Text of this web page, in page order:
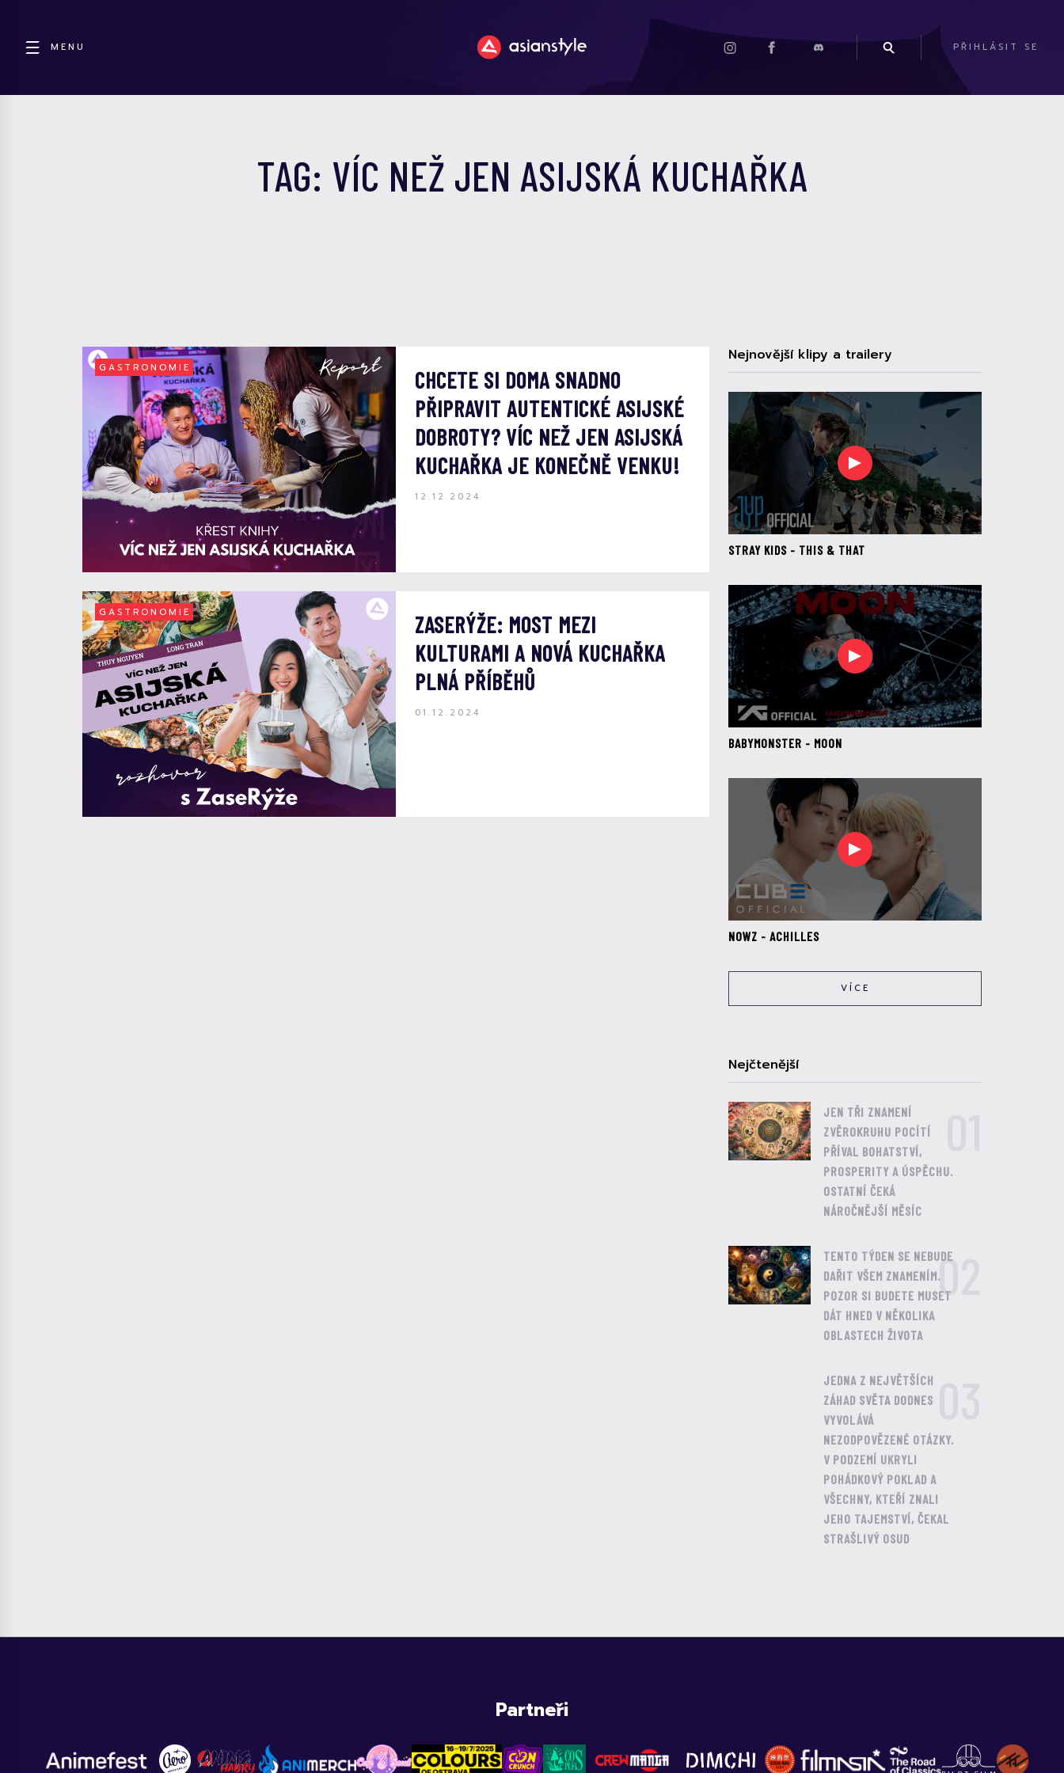
MENU PŘIHLÁSIT SE
TAG: VÍC NEŽ JEN ASIJSKÁ KUCHAŘKA
GASTRONOMIE
CHCETE SI DOMA SNADNO
PŘIPRAVIT AUTENTICKÉ ASIJSKÉ
DOBROTY? VÍC NEŽ JEN ASIJSKÁ
KUCHAŘKA JE KONEČNĚ VENKU!
12.12.2024
GASTRONOMIE
ZASERÝŽE: MOST MEZI
KULTURAMI A NOVÁ KUCHAŘKA
PLNÁ PŘÍBĚHŮ
01.12.2024
Nejnovější klipy a trailery
STRAY KIDS - THIS & THAT
BABYMONSTER - MOON
NOWZ - ACHILLES
VÍCE
Nejčtenější
JEN TŘI ZNAMENÍ
ZVĚROKRUHU POCÍTÍ
PŘÍVAL BOHATSTVÍ,
PROSPERITY A ÚSPĚCHU.
OSTATNÍ ČEKÁ
NÁROČNĚJŠÍ MĚSÍC
TENTO TÝDEN SE NEBUDE
DAŘIT VŠEM ZNAMENÍM.
POZOR SI BUDETE MUSET
DÁT HNED V NĚKOLIKA
OBLASTECH ŽIVOTA
02
JEDNA Z NEJVĚTŠÍCH
ZÁHAD SVĚTA DODNES
VYVOLÁVÁ
NEZODPOVĚZENÉ OTÁZKY.
V PODZEMÍ UKRYLI
POHÁDKOVÝ POKLAD A
VŠECHNY, KTEŘÍ ZNALI
JEHO TAJEMSTVÍ, ČEKAL
STRAŠLIVÝ OSUD
Partneři